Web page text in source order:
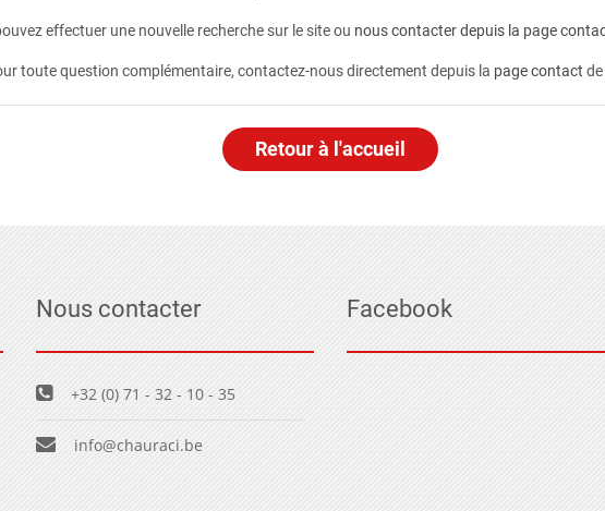
effectuer une nouvelle recherche sur le site ou nous contacter depuis la page
toute question complémentaire, contactez-nous directement depuis la page contact
Retour à l'accueil
Nous contacter
+32 (0) 71 - 32 - 10 - 35
info@chauraci.be
Facebook